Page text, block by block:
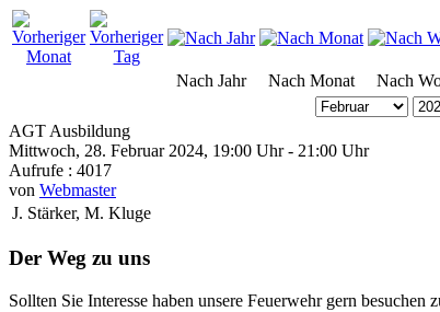
Nach Jahr Nach Monat Nach
AGT Ausbildung
Mittwoch, 28. Februar 2024, 19:00 Uhr - 21:00 Uhr
Aufrufe : 4017
von Webmaster
J. Stärker, M. Kluge
Der Weg zu uns
Sollten Sie Interesse haben unsere Feuerwehr gern